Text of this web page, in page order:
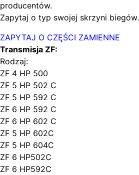
producentów.
Zapytaj o typ swojej skrzyni biegów.
ZAPYTAJ O CZĘŚCI ZAMIENNE
Transmisja ZF:
Rodzaj:
ZF 4 HP 500
ZF 5 HP 502 C
ZF 5 HP 592 C
ZF 6 HP 592 C
ZF 6 HP 602 C
ZF 5 HP 602C
ZF 5 HP 604C
ZF 6 HP502C
ZF 6 HP592C